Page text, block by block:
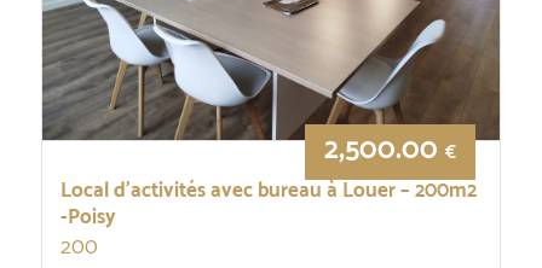
Local d’activités avec bureau à Louer – 200m2
-Poisy
2,500.00€
200